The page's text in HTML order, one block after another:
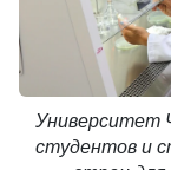
Университет
студентов и